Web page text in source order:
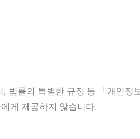
법률의 특별한 규정 등 「개인정
게 제공하지 않습니다.